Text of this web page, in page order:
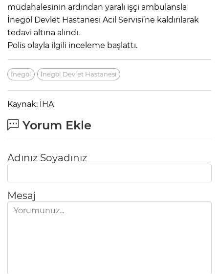
müdahalesinin ardından yaralı işçi ambulansla
İnegöl Devlet Hastanesi Acil Servisi’ne kaldırılarak
tedavi altına alındı.
Polis olayla ilgili inceleme başlattı.
İnegöl İnegöl Devlet Hastanesi
Kaynak: İHA
Yorum Ekle
Adınız Soyadınız
Mesaj